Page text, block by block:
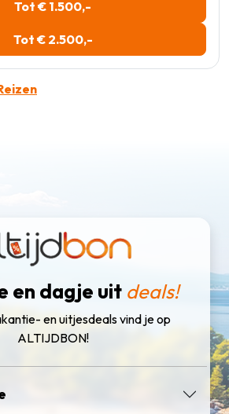
Tot € 1.500,-
Tot € 2.500,-
en dagje uit deals!
en uitjesdeals vind je op
ALTIJDBON!